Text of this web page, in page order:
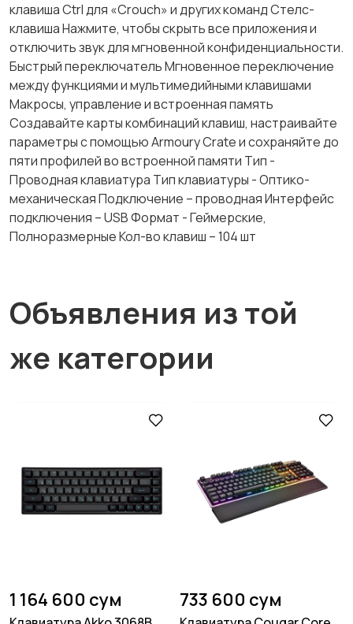
клавиша Ctrl для «Crouch» и других команд Стелс-
клавиша Нажмите, чтобы скрыть все приложения и
отключить звук для мгновенной конфиденциальности.
Быстрый переключатель Мгновенное переключение
между функциями и мультимедийными клавишами
Макросы, управление и встроенная память
Создавайте карты комбинаций клавиш, настраивайте
параметры с помощью Armoury Crate и сохраняйте до
пяти профилей во встроенной памяти Тип -
Проводная клавиатура Тип клавиатуры - Оптико-
механическая Подключение – проводная Интерфейс
подключения – USB Формат - Геймерские,
Полноразмерные Кол-во клавиш – 104 шт
Объявления из той
же категории
1 164 600 сум 733 600 сум